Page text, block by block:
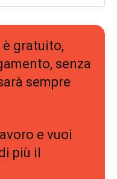
gratuito,
senza
sempre
e vuoi
più il